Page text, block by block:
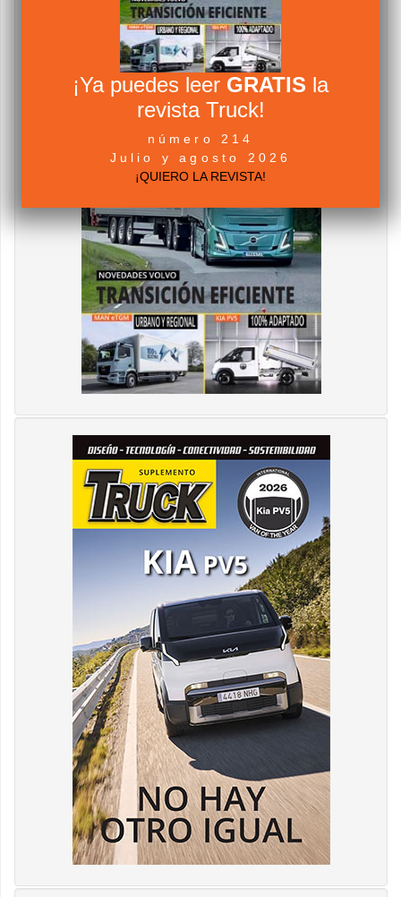
¡Ya puedes leer GRATIS la
revista Truck!
número 214
Julio y agosto 2026
¡QUIERO LA REVISTA!